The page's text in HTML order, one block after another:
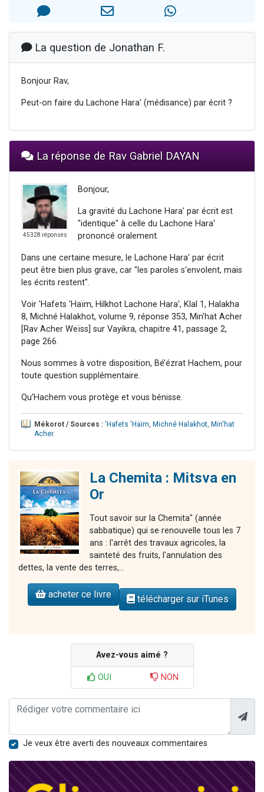
Ariel vient de donner son Maasser
Nathaniel vient de donner son Maasser
La question de Jonathan F.
Bonjour Rav,
Peut-on faire du Lachone Hara' (médisance) par écrit ?
La réponse de Rav Gabriel DAYAN
45328 réponses
Bonjour,
La gravité du Lachone Hara' par écrit est
"identique" à celle du Lachone Hara'
prononcé oralement.
Dans une certaine mesure, le Lachone Hara' par écrit
peut être bien plus grave, car "les paroles s'envolent, mais
les écrits restent".
Voir 'Hafets 'Haïm, Hilkhot Lachone Hara', Klal 1, Halakha
8, Michné Halakhot, volume 9, réponse 353, Min'hat Acher
[Rav Acher Weïss] sur Vayikra, chapitre 41, passage 2,
page 266.
Nous sommes à votre disposition, Bé’ézrat Hachem, pour
toute question supplémentaire.
Qu’Hachem vous protège et vous bénisse.
Mékorot / Sources : 'Hafets 'Haïm, Michné Halakhot, Min'hat
Acher.
La Chemita : Mitsva en
Or
Tout savoir sur la Chemita" (année
sabbatique) qui se renouvelle tous les 7
ans : l'arrêt des travaux agricoles, la
sainteté des fruits, l'annulation des
dettes, la vente des terres,...
acheter ce livre télécharger sur iTunes
Avez-vous aimé ?
OUI NON
Je veux être averti des nouveaux commentaires